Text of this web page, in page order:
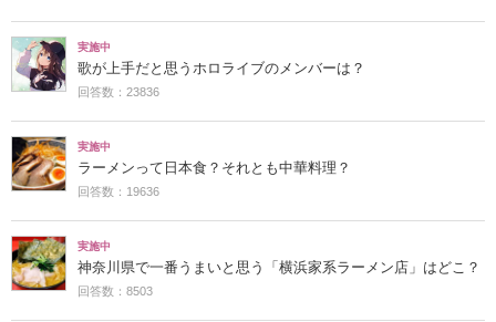
実施中
歌が上手だと思うホロライブのメンバーは？
回答数：23836
実施中
ラーメンって日本食？それとも中華料理？
回答数：19636
実施中
神奈川県で一番うまいと思う「横浜家系ラーメン店」はどこ？
回答数：8503